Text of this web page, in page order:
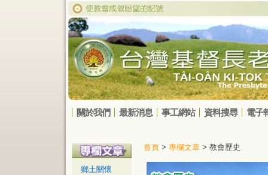
關於我們 最新消息 事工網站 資料搜尋 電子
鄉土關懷
首頁 > 專欄文章 > 教會歷史